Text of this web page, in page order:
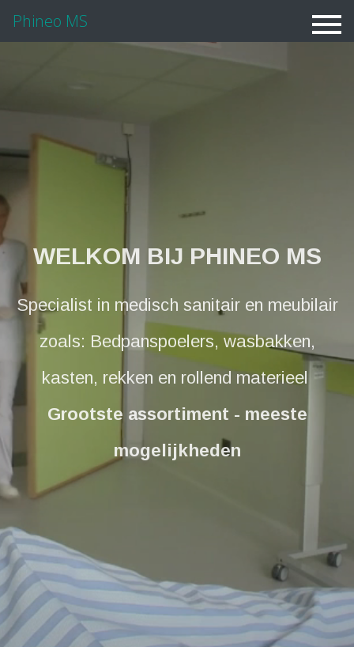
Phineo MS
WELKOM BIJ PHINEO MS
Specialist in medisch sanitair en meubilair
zoals: Bedpanspoelers, wasbakken,
kasten, rekken en rollend materieel
Grootste assortiment - meeste
mogelijkheden